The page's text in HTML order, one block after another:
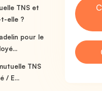
TNS et
elle ?
pour le
TNS
/ E...